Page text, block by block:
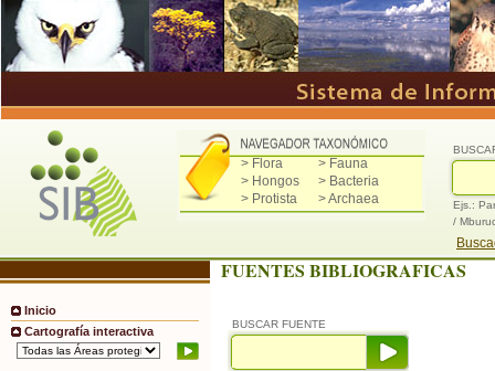
> Flora
> Fauna
> Hongos
> Bacteria
> Protista
> Archaea
Ejs.:
/
Inicio
Cartografía interactiva
FUENTES BIBLIOGRAFICAS
BUSCAR FUENTE